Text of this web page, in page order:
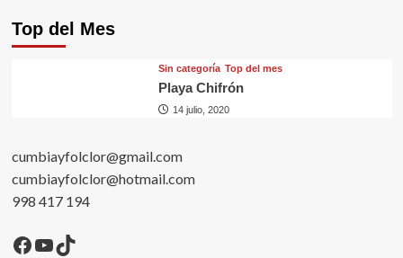
Top del Mes
Sin categorí­a Top del mes
Playa Chifrón
14 julio, 2020
cumbiayfolclor@gmail.com
cumbiayfolclor@hotmail.com
998 417 194
Facebook
YouTube
TikTok